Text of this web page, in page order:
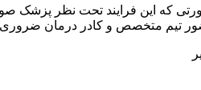
این فرایند تحت نظر پزشک
تیم متخصص و کادر درمان